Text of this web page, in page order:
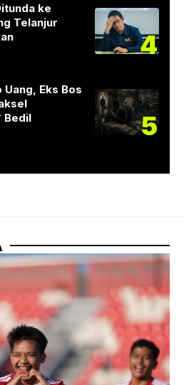
ke
Telanjur
4
Eks Bos
Bedil
5